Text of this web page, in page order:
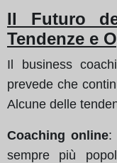
Il Futuro
Tendenze e
Il business
prevede che
Alcune delle
Coaching online:
sempre più